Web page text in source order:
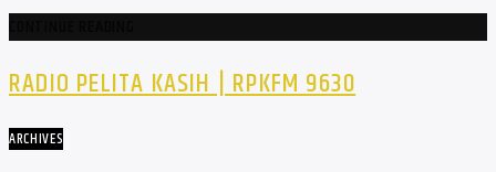
RADIO PELITA KASIH | RPKFM 9630
ARCHIVES